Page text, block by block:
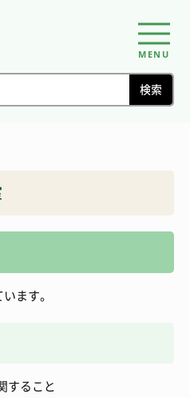
MENU
ます。
すること